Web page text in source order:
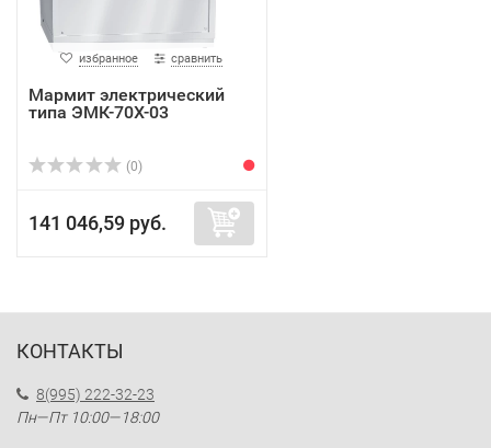
избранное сравнить
Мармит электрический
типа ЭМК-70Х-03
(0)
141 046,59 руб.
КОНТАКТЫ
8(995) 222-32-23
Пн—Пт 10:00—18:00